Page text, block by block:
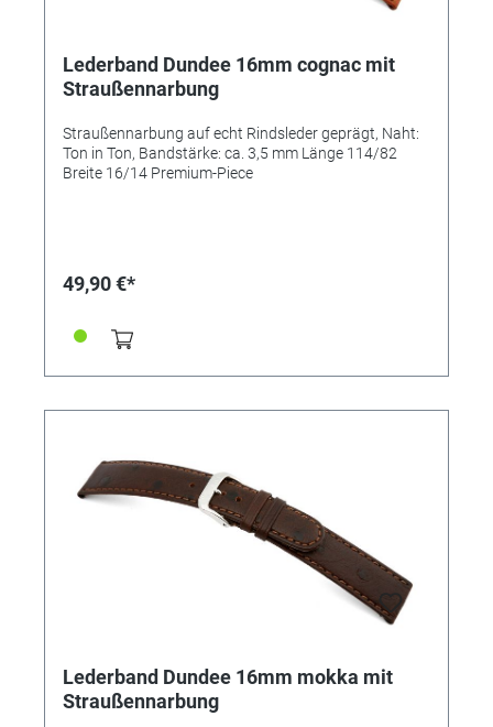
Lederband Dundee 16mm cognac mit
Straußennarbung
Straußennarbung auf echt Rindsleder geprägt, Naht:
Ton in Ton, Bandstärke: ca. 3,5 mm Länge 114/82
Breite 16/14 Premium-Piece
49,90 €*
Lederband Dundee 16mm mokka mit
Straußennarbung